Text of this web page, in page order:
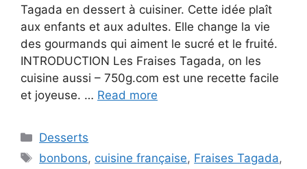
Tagada en dessert à cuisiner. Cette idée plaît
aux enfants et aux adultes. Elle change la vie
des gourmands qui aiment le sucré et le fruité.
INTRODUCTION Les Fraises Tagada, on les
cuisine aussi – 750g.com est une recette facile
et joyeuse. … Read more
Categories
Desserts
Tags
bonbons, cuisine française, Fraises Tagada,